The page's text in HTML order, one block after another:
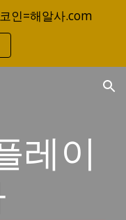
Skip to navigation
인=해알사.com
레이